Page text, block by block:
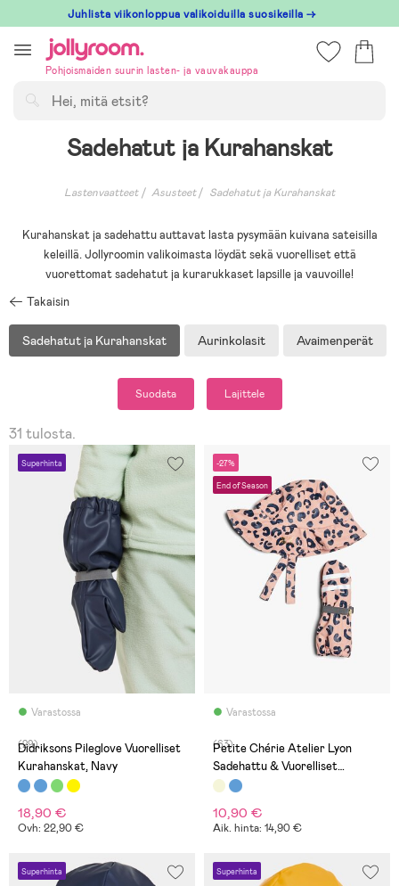
till
innehållet
Juhlista viikonloppua valikoiduilla suosikeilla →
Pohjoismaiden suurin lasten- ja vauvakauppa
Sadehatut ja Kurahanskat
Lastenvaatteet Asusteet Sadehatut ja Kurahanskat
Kurahanskat ja sadehattu auttavat lasta pysymään kuivana sateisilla
keleillä. Jollyroomin valikoimasta löydät sekä vuorelliset että
vuorettomat sadehatut ja kurarukkaset lapsille ja vauvoille!
Takaisin
Sadehatut ja Kurahanskat Aurinkolasit Avaimenperät
Suodata Lajittele
31 tulosta.
Superhinta
Varastossa
(29)
Didriksons Pileglove Vuorelliset
Kurahanskat, Navy
18,90 €
Ovh: 22,90 €
-27%
End of Season
Varastossa
(63)
Petite Chérie Atelier Lyon
Sadehattu & Vuorelliset
Rukkaset, Leo Mellow Rose
10,90 €
Aik. hinta: 14,90 €
Superhinta Superhinta